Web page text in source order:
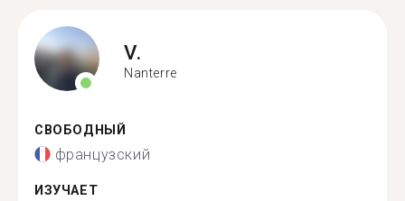
V.
Nanterre
СВОБОДНЫЙ
французский
ИЗУЧАЕТ